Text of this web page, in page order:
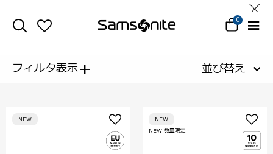
0
フィルタ表示+ 並び替え
NEW
NEW 数量限定
NEW